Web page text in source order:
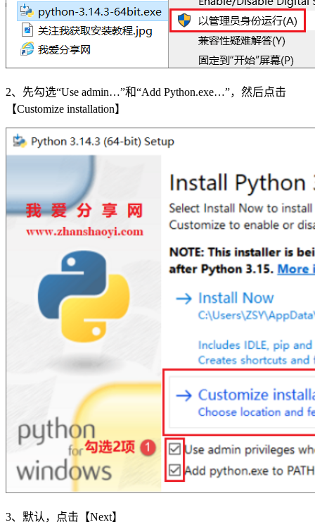
2、先勾选“Use admin…”和“Add Python.exe…”，然后点击
【Customize installation】
3、默认，点击【Next】